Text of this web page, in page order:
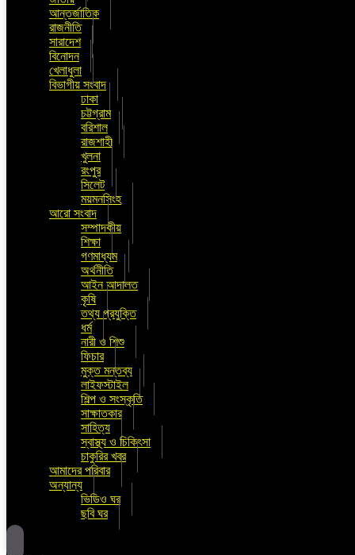
আন্তর্জাতিক
রাজনীতি
সারাদেশ
বিনোদন
খেলাধুলা
বিভাগীয় সংবাদ
ঢাকা
চট্টগ্রাম
বরিশাল
রাজশাহী
খুলনা
রংপুর
সিলেট
ময়মনসিংহ
আরো সংবাদ
সম্পাদকীয়
শিক্ষা
গণমাধ্যম
অর্থনীতি
আইন আদালত
কৃষি
তথ্য প্রযুক্তি
ধর্ম
নারী ও শিশু
ফিচার
মুক্ত মন্তব্য
লাইফস্টাইল
শিল্প ও সংস্কৃতি
সাক্ষাতকার
সাহিত্য
স্বাস্থ্য ও চিকিৎসা
চাকুরির খবর
আমাদের পরিবার
অন্যান্য
ভিডিও ঘর
ছবি ঘর